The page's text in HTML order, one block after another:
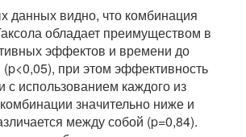
данных видно, что комбинация
обладает преимуществом в
эффектов и времени до
при этом эффективность
с использованием каждого из
значительно ниже и
между собой (p=0,84).